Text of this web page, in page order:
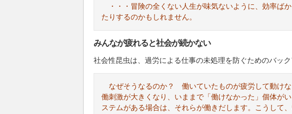
・・・冒険の全くない人生が味気ないように、効率ば
たりするのかもしれません。
みんなが疲れると社会が続かない
社会性昆虫は、過労による仕事の未処理を防ぐためのバッ
なぜそうなるのか？ 働いていたものが疲労して動け
働刺激が大きくなり、いままで「働けなかった」個体が
ステムがある場合は、それらが働きだします。こうして